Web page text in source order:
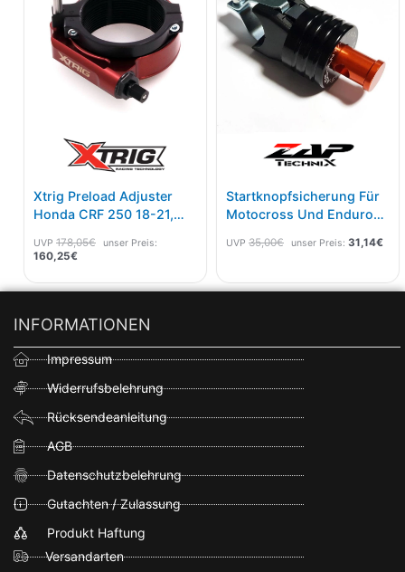
Xtrig Preload Adjuster
Honda CRF 250 18-21,
UVP 178,05€ unser Preis:
160,25€
Startknopfsicherung Für
Motocross Und Enduro
UVP 35,00€ unser Preis: 31,14€
INFORMATIONEN
Impressum
Widerrufsbelehrung
Rücksendeanleitung
AGB
Datenschutzbelehrung
Gutachten / Zulassung
Produkt Haftung
Versandarten